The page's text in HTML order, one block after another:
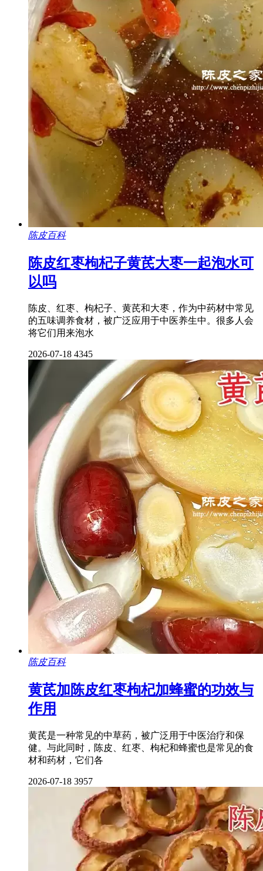
陈皮百科
陈皮红枣枸杞子黄芪大枣一起泡水可
以吗
陈皮、红枣、枸杞子、黄芪和大枣，作为中药材中常见
的五味调养食材，被广泛应用于中医养生中。很多人会
将它们用来泡水
2026-07-18 4345
陈皮百科
黄芪加陈皮红枣枸杞加蜂蜜的功效与
作用
黄芪是一种常见的中草药，被广泛用于中医治疗和保
健。与此同时，陈皮、红枣、枸杞和蜂蜜也是常见的食
材和药材，它们各
2026-07-18 3957